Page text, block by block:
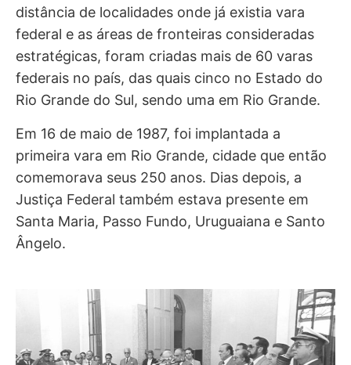
delegadas, a densidade populacional, a
distância de localidades onde já existia vara
federal e as áreas de fronteiras consideradas
estratégicas, foram criadas mais de 60 varas
federais no país, das quais cinco no Estado do
Em 16 de maio de 1987, foi implantada a
primeira vara em Rio Grande, cidade que então
comemorava seus 250 anos. Dias depois, a
Justiça Federal também estava presente em
Santa Maria, Passo Fundo, Uruguaiana e Santo